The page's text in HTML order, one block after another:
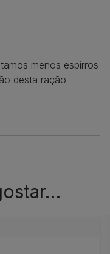
menos espirros
desta ração